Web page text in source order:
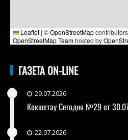
Leaflet | ©OpenStreetMap
OpenStreetMap Teamhosted by
ГАЗЕТА ON-LINE
29.07.2026
Кокшетау Сегодня №29 от
22.07.2026